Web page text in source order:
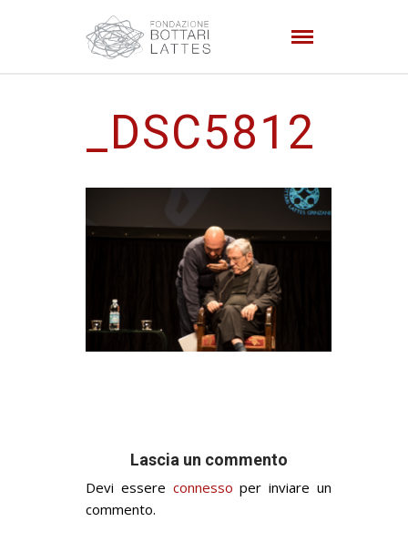
_DSC5812
Lascia un commento
Devi essere connesso per inviare un
commento.